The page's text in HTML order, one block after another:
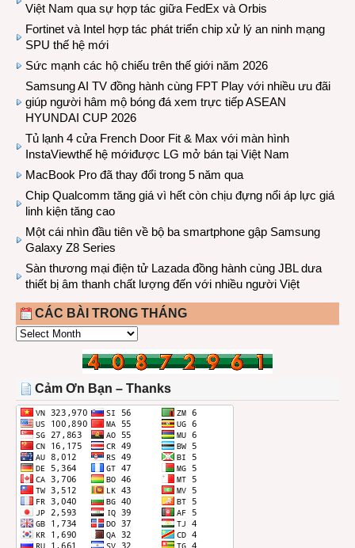
Việt Nam qua sự hợp tác giữa FedEx và Orbis
Fortinet và Intel hợp tác phát triển chip xử lý an ninh mạng
SPU thế hệ mới
Sức mạnh các hộ chiếu trên thế giới năm 2026
Samsung AI TV đồng hành cùng FPT Play với nhiều ưu đãi
giúp người hâm mộ bóng đá xem trực tiếp ASEAN
HYUNDAI CUP 2026
Tủ lạnh 4 cửa French Door Fit & Max với màn hình
InstaViewthế hệ mớiđược LG mở bán tại Việt Nam
MacBook Pro đã thay đổi trong 5 năm qua
Chip Qualcomm tăng giá vì hết còn chịu đựng nổi áp lực giá
linh kiện tăng cao
Một cái nhìn đầu tiên về bộ ba smartphone gập Samsung
Galaxy Z8 Series
Sàn thương mại điện tử Lazada đồng hành cùng JBL dưa
thiết bị âm thanh chất lượng đến với nhiều người Việt
CÁC BÀI TRONG THÁNG
CÁC
THÁNG
Cảm Ơn Bạn – Thanks